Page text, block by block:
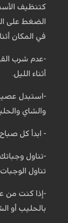
كتنظيف
الضغط على
في المكان
-عدم شرب
أثناء الليل.
-استبدل عصير
والشاي
- ابدأ كل
-تناول
تناول
-إذا كنت من
بالحليب أو